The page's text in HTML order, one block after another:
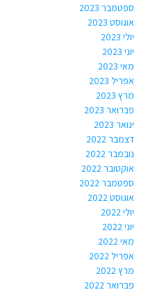
ספטמבר 2023
אוגוסט 2023
יולי 2023
יוני 2023
מאי 2023
אפריל 2023
מרץ 2023
פברואר 2023
ינואר 2023
דצמבר 2022
נובמבר 2022
אוקטובר 2022
ספטמבר 2022
אוגוסט 2022
יולי 2022
יוני 2022
מאי 2022
אפריל 2022
מרץ 2022
פברואר 2022